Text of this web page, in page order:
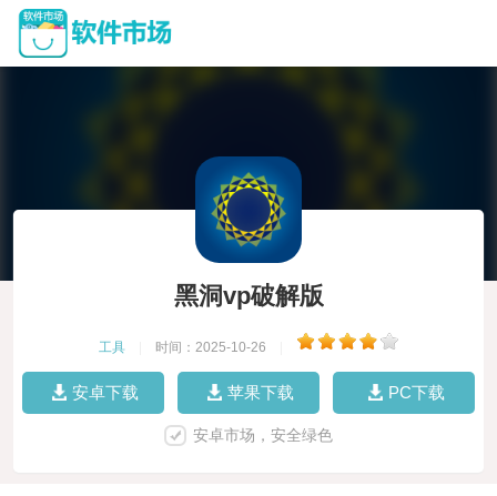
黑洞vp破解版
工具 时间：2025-10-26
安卓下载 苹果下载 PC下载
安卓市场，安全绿色